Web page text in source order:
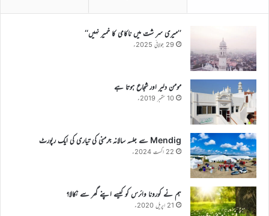
’’میری سر شت میں ناکامی کا خمیر نہیں‘‘
29 جولائی 2025ء
مومن دلیر اور شجاع ہوتا ہے
10 ستمبر 2019ء
Mendig سے جلسہ سالانہ جرمنی کی تیاری کی ایک رپورٹ
22 اگست 2024ء
ہم نے کورونا وائرس کو کیسے اپنے گھر سے نکالا؟
21 اپریل 2020ء